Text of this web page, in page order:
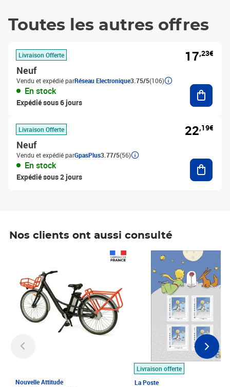
Toutes les autres offres
Livraison Offerte
Neuf
Vendu et expédié parRéseau Electronique3.75/5(106)
En stock
Expédié sous 6 jours
17,23€
Livraison Offerte
Neuf
Vendu et expédié parGpasPlus3.77/5(56)
En stock
Expédié sous 2 jours
22,19€
Nos clients ont aussi consulté
Nouvelle Attitude
Livraison offerte
La Poste
Prix 7,50€